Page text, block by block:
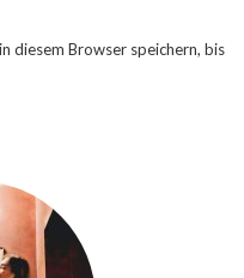
diesem Browser speichern, bis